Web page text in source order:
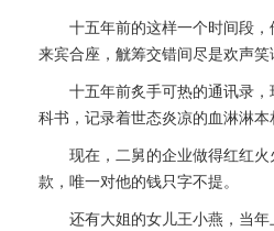
十五年前的这样一个时间段，
来宾合座，觥筹交错间尽是欢声笑
十五年前炙手可热的通讯录，
科书，记录着世态炎凉的血淋淋本
现在，二舅的企业做得红红火
款，唯一对他的钱只字不提。
还有大姐的女儿王小燕，当年